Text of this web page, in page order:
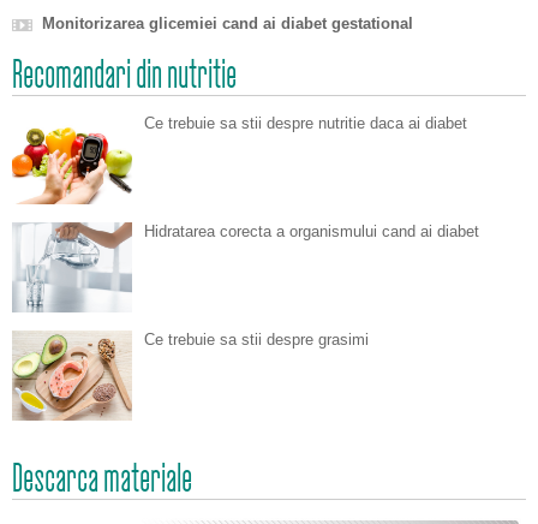
Monitorizarea glicemiei cand ai diabet gestational
Recomandari din nutritie
Ce trebuie sa stii despre nutritie daca ai diabet
Hidratarea corecta a organismului cand ai diabet
Ce trebuie sa stii despre grasimi
Descarca materiale